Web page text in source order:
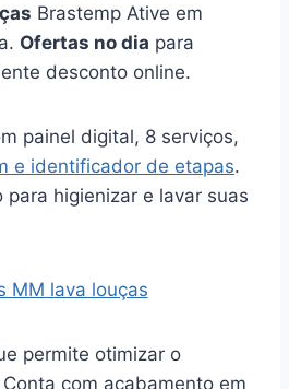
Brastemp Ative em
Ofertas no dia para
desconto online.
painel digital, 8 serviços,
e identificador de etapas.
para higienizar e lavar suas
permite otimizar o
com acabamento em